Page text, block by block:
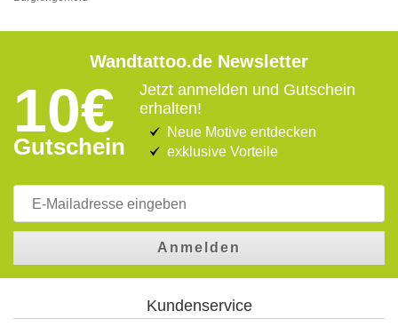
Wandtattoo.de Newsletter
10€
Gutschein
Jetzt anmelden und Gutschein
erhalten!
Neue Motive entdecken
exklusive Vorteile
Anmelden
Kundenservice